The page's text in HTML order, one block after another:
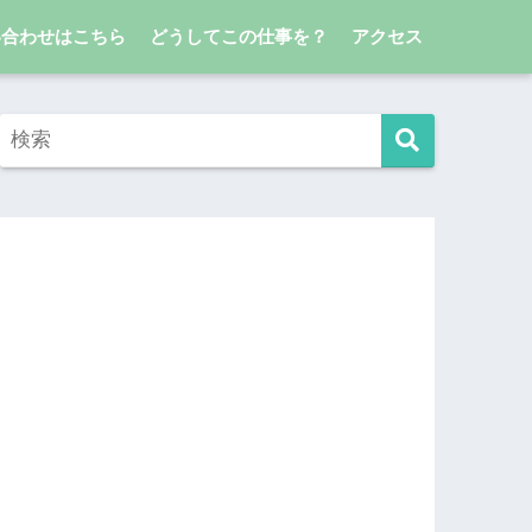
わせはこちら どうしてこの仕事を？ アクセス